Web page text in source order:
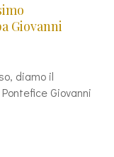
Giovanni
diamo il
Giovanni